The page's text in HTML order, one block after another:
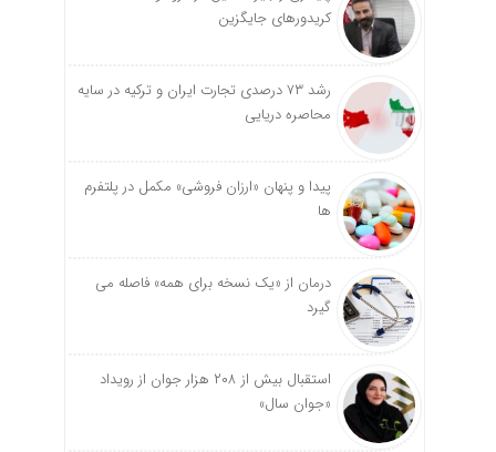
کریدورهای جایگزین
رشد ۷۳ درصدی تجارت ایران و ترکیه در سایه
محاصره دریایی
پیدا و پنهان «ارزان فروشی» مکمل در پلتفرم
ها
درمان از «یک نسخه برای همه» فاصله می
گیرد
استقبال بیش از ۲۰۸ هزار جوان از رویداد
«جوان سال»